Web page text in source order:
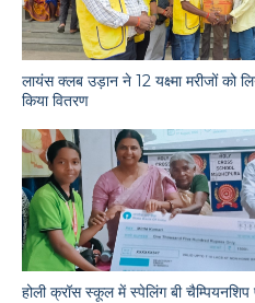
लायंस क्लब उड़ान ने 12 यक्ष्मा मरीजों को
किया वितरण
होली क्रॉस स्कूल में स्पेलिंग बी चैम्पियनशिप